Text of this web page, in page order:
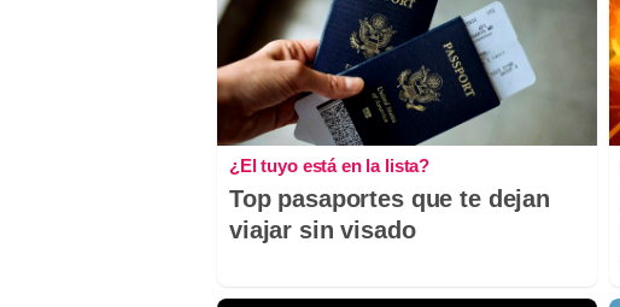
¿El tuyo está en la lista?
Top pasaportes que te dejan
viajar sin visado